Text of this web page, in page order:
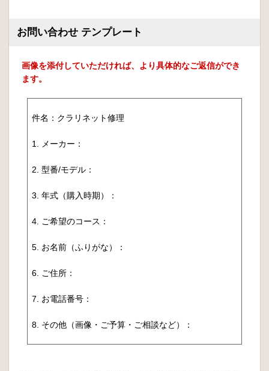
お問い合わせ テンプレート
画像を添付していただければ、より具体的なご返信ができ
ます。
件名：クラリネット修理
1. メーカー：
2. 型番/モデル：
3. 年式（購入時期）：
4. ご希望のコース：
5. お名前（ふりがな）：
6. ご住所：
7. お電話番号：
8. その他（画像・ご予算・ご相談など）：